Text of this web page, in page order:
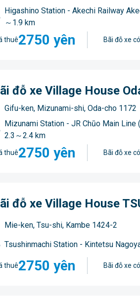
Higashino Station - Akechi Railway
～1.9 km
thuê2750 yên Bãi đỗ xe
đỗ xe Village House
Gifu-ken, Mizunami-shi, Oda-cho 1172
Mizunami Station - JR Chūo Main
2.3～2.4 km
thuê2750 yên Bãi đỗ xe
đỗ xe Village House
Mie-ken, Tsu-shi, Kambe 1424-2
Tsushinmachi Station - Kintetsu
thuê2750 yên Bãi đỗ xe